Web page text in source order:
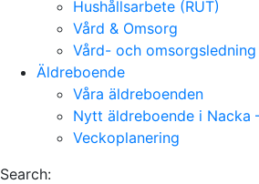
Hushållsarbete (RUT)
Vård & Omsorg
Vård- och omsorgsledning
Äldreboende
Våra äldreboenden
Nytt äldreboende i Nacka
Veckoplanering
Search: